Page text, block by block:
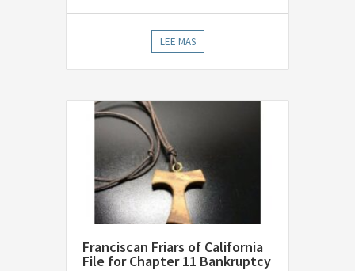
LEE MAS
Franciscan Friars of California
File for Chapter 11 Bankruptcy